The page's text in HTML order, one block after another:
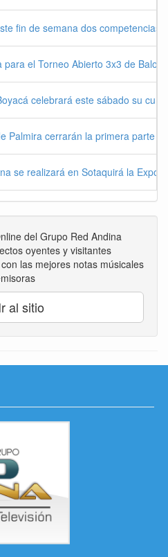
fin de semana dos competencias
para el Torneo Abierto 3x3 de
celebrará este sábado su
Palmira cerrarán la primera parte
se realizará en Sotaquirá la
del Grupo Red Andina
oyentes y visitantes
las mejores notas músicales
al sitio